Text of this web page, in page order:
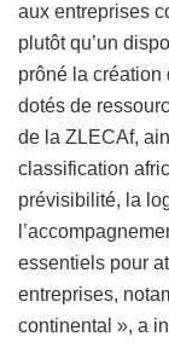
aux entreprises
plutôt qu’un
prôné la création
dotés de
de la ZLECAf,
classification
prévisibilité, la
essentiels pour
entreprises,
continental », a